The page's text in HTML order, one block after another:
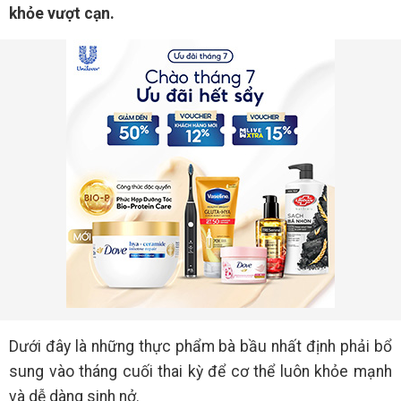
khỏe vượt cạn.
Dưới đây là những thực phẩm bà bầu nhất định phải bổ
sung vào tháng cuối thai kỳ để cơ thể luôn khỏe mạnh
và dễ dàng sinh nở.